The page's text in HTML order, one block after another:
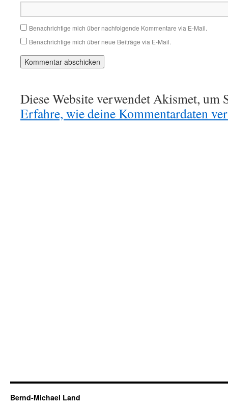
Benachrichtige mich über nachfolgende Kommentare via E-Mail.
Benachrichtige mich über neue Beiträge via E-Mail.
Diese Website verwendet Akismet, um
Erfahre, wie deine Kommentardaten
Bernd-Michael Land